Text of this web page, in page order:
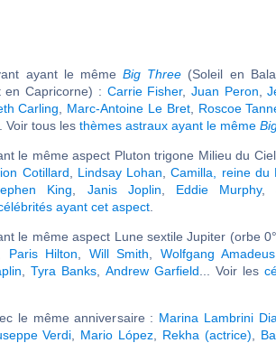
ayant le même Big Three (Soleil en
en Capricorne) : Carrie Fisher, Juan Peron ,
Carling Marc-Antoine Le Bret, Roscoe
Voir tous les thèmes astraux ayant le même
le même aspect Pluton trigone Milieu du
Cotillard Lindsay Lohan ,Camilla, reine du
King Janis Joplin Eddie Murphy,
ayant cet aspect
le même aspect Lune sextile Jupiter (orbe
Paris Hilton Will Smith Wolfgang
,Tyra Banks Andrew Garfield ... Voir les
le même anniversaire : Marina Lambrini
Verdi Mario López Rekha (actrice)